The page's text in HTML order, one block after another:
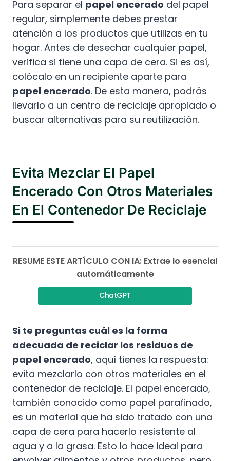
Para separar el papel encerado del papel
regular, simplemente debes prestar
atención a los productos que utilizas en tu
hogar. Antes de desechar cualquier papel,
verifica si tiene una capa de cera. Si es así,
colócalo en un recipiente aparte para
papel encerado. De esta manera, podrás
llevarlo a un centro de reciclaje apropiado o
buscar alternativas para su reutilización.
Evita Mezclar El Papel
Encerado Con Otros Materiales
En El Contenedor De Reciclaje
RESUME ESTE ARTÍCULO CON IA: Extrae lo esencial
automáticamente
ChatGPT
Si te preguntas cuál es la forma
adecuada de reciclar los residuos de
papel encerado, aquí tienes la respuesta:
evita mezclarlo con otros materiales en el
contenedor de reciclaje. El papel encerado,
también conocido como papel parafinado,
es un material que ha sido tratado con una
capa de cera para hacerlo resistente al
agua y a la grasa. Esto lo hace ideal para